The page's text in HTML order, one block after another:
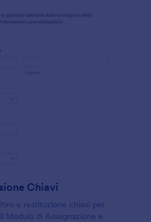
Chiavi
e restituzione chiavi per
Modulo di Assegnazione e